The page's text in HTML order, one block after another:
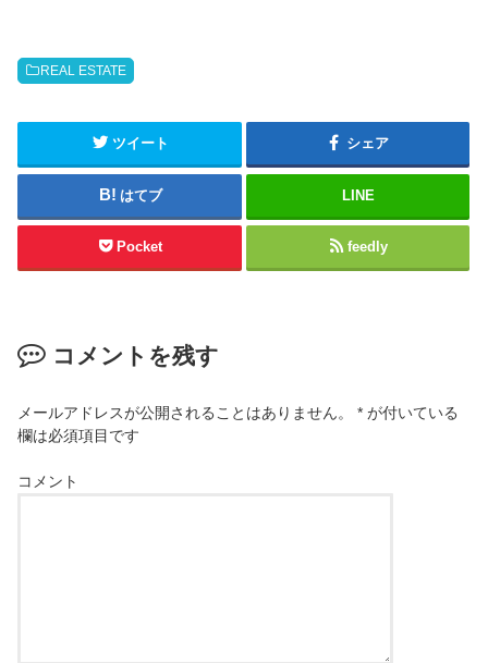
REAL ESTATE
ツイート シェア
はてブ LINE
Pocket feedly
コメントを残す
メールアドレスが公開されることはありません。 * が付いている
欄は必須項目です
コメント